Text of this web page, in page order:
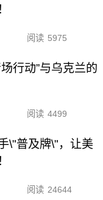
阅读 5975
行动”与乌克兰的
阅读 4499
\"普及牌\"，让美
阅读 24644